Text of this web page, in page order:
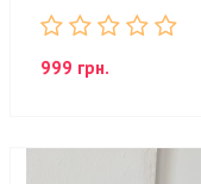
999 грн.